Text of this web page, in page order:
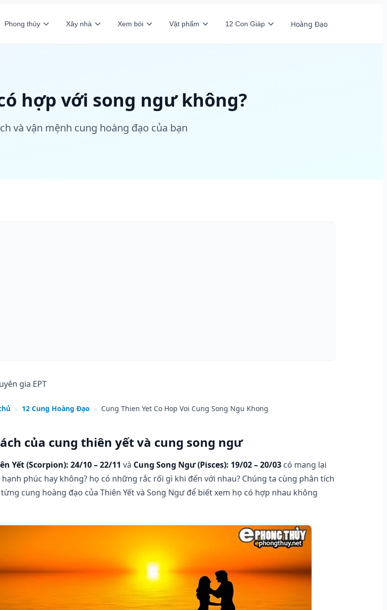
Phong thủy Xây nhà Xem bói Vật phẩm 12 Con Giáp Hoàng Đạo
hợp với song ngư không?
và vận mệnh cung hoàng đạo của bạn
gia EPT
» 12 Cung Hoàng Đạo » Cung Thien Yet Co Hop Voi Cung Song Ngu Khong
của cung thiên yết và cung song ngư
Yết (Scorpion): 24/10 – 22/11 và Cung Song Ngư (Pisces): 19/02 – 20/03 có mang lại
phúc hay không? họ có những rắc rối gì khi đến với nhau? Chúng ta cùng phân tích
cung hoàng đạo của Thiên Yết và Song Ngư để biết xem họ có hợp nhau không